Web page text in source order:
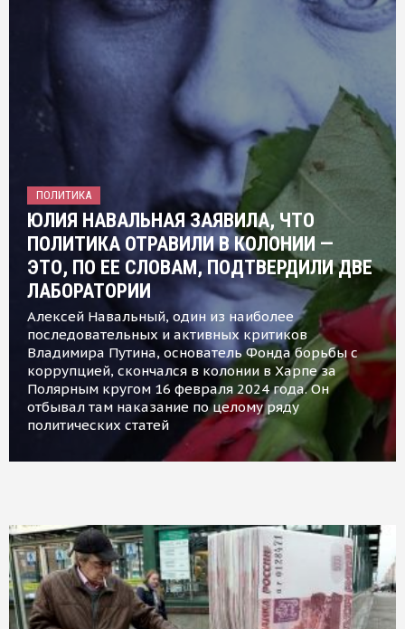
ПОЛИТИКА
ЮЛИЯ НАВАЛЬНАЯ ЗАЯВИЛА, ЧТО
ПОЛИТИКА ОТРАВИЛИ В КОЛОНИИ —
ЭТО, ПО ЕЕ СЛОВАМ, ПОДТВЕРДИЛИ ДВЕ
ЛАБОРАТОРИИ
Алексей Навальный, один из наиболее
последовательных и активных критиков
Владимира Путина, основатель Фонда борьбы с
коррупцией, скончался в колонии в Харпе за
Полярным кругом 16 февраля 2024 года. Он
отбывал там наказание по целому ряду
политических статей